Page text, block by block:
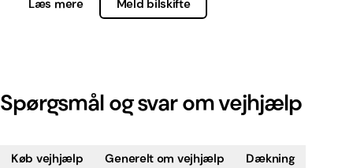
Læs mere Meld bilskifte
Spørgsmål og svar om vejhjælp
Køb vejhjælp Generelt om vejhjælp Dækning